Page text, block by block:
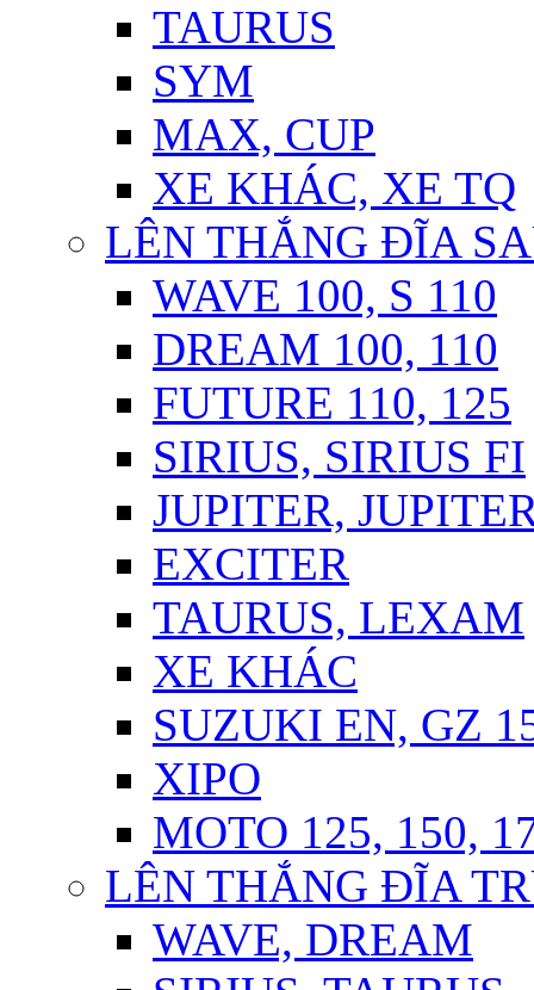
TAURUS
SYM
MAX, CUP
XE KHÁC, XE TQ
LÊN THẮNG ĐĨA
WAVE 100, S 110
DREAM 100, 110
FUTURE 110, 125
SIRIUS, SIRIUS FI
JUPITER,
EXCITER
TAURUS, LEXAM
XE KHÁC
SUZUKI EN, GZ
XIPO
MOTO 125, 150,
LÊN THẮNG ĐĨA
WAVE, DREAM